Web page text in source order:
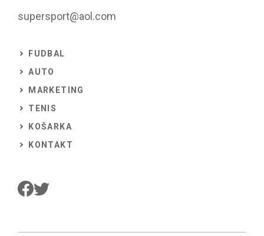
supersport@aol.com
FUDBAL
AUTO
MARKETING
TENIS
KOŠARKA
KONTAKT